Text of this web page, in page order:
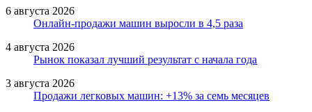
6 августа 2026
Онлайн-продажи машин выросли в 4,5 раза
4 августа 2026
Рынок показал лучший результат с начала года
3 августа 2026
Продажи легковых машин: +13% за семь месяцев